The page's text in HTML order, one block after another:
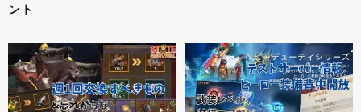
ント